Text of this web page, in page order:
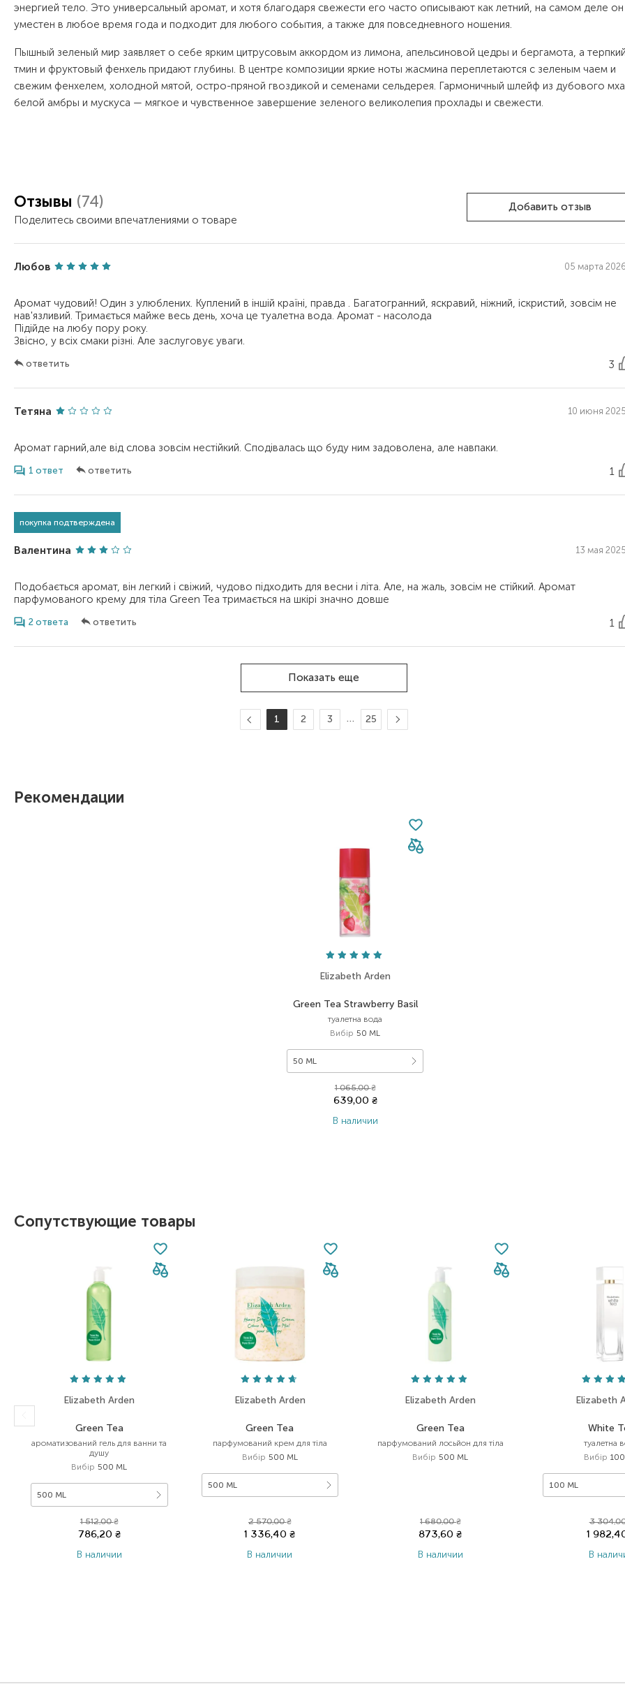
энергией тело. Это универсальный аромат, и хотя благодаря свежести его часто описывают как летний, на самом деле он
уместен в любое время года и подходит для любого события, а также для повседневного ношения.
Пышный зеленый мир заявляет о себе ярким цитрусовым аккордом из лимона, апельсиновой цедры и бергамота, а
тмин и фруктовый фенхель придают глубины. В центре композиции яркие ноты жасмина переплетаются с зеленым чаем и
свежим фенхелем, холодной мятой, остро-пряной гвоздикой и семенами сельдерея. Гармоничный шлейф из дубового
белой амбры и мускуса — мягкое и чувственное завершение зеленого великолепия прохлады и свежести.
Отзывы (74)
Поделитесь своими впечатлениями о товаре
Добавить отзыв
Любов 05 марта
Аромат чудовий! Один з улюблених. Куплений в іншій країні, правда . Багатогранний, яскравий, ніжний, іскристий, зовсім не
нав'язливий. Тримається майже весь день, хоча це туалетна вода. Аромат - насолода
Підійде на любу пору року.
ответить 3
Тетяна 10 июня
1 ответ ответить 1
покупка подтверждена
Валентина 13 мая
Подобається аромат, він легкий і свіжий, чудово підходить для весни і літа. Але, на жаль, зовсім не стійкий. Аромат
2 ответа ответить 1
Показать еще
1 2 3 … 25
Рекомендации
Elizabeth Arden
Green Tea Strawberry Basil
туалетна вода
Вибір 50 ML
50 ML
1 065,00₴
639,00 ₴
В наличии
Сопутствующие товары
Elizabeth Arden
Green Tea
ароматизований гель для ванни та
душу
Вибір 500 ML
500 ML
1 512,00₴
786,20 ₴
В наличии
Elizabeth Arden
Green Tea
парфумований крем для тіла
Вибір 500 ML
500 ML
2 570,00₴
1 336,40₴
В наличии
Elizabeth Arden
Green Tea
парфумований лосьйон для тіла
Вибір 500 ML
1 680,00₴
873,60₴
В наличии
Elizabeth
White
туалетна
Вибір
100 ML
3
1
В